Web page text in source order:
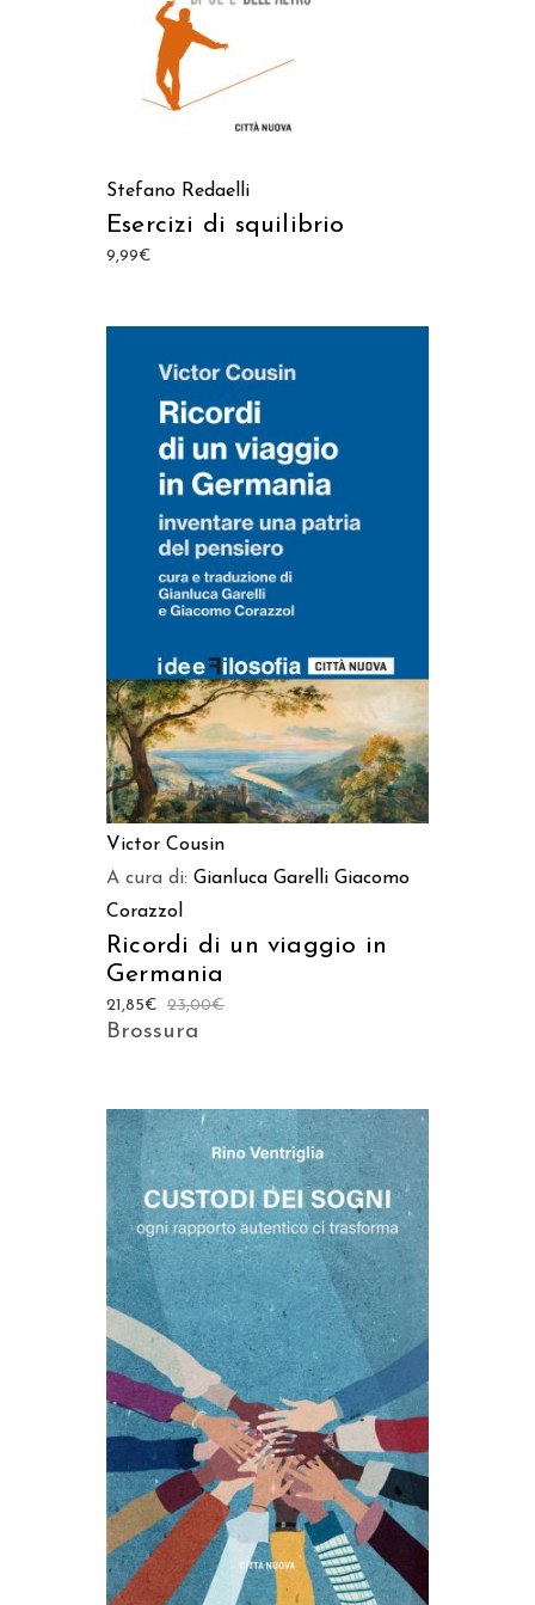
Stefano Redaelli
Esercizi di squilibrio
9,99€
AGGIUNGI AL CARRELLO
Victor Cousin
A cura di: Gianluca Garelli Giacomo
Corazzol
Ricordi di un viaggio in
Germania
23,00€
21,85€
Brossura
AGGIUNGI AL CARRELLO